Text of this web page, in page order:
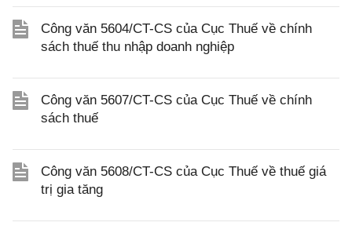
Công văn 5604/CT-CS của Cục Thuế về chính
sách thuế thu nhập doanh nghiệp
Công văn 5607/CT-CS của Cục Thuế về chính
sách thuế
Công văn 5608/CT-CS của Cục Thuế về thuế giá
trị gia tăng